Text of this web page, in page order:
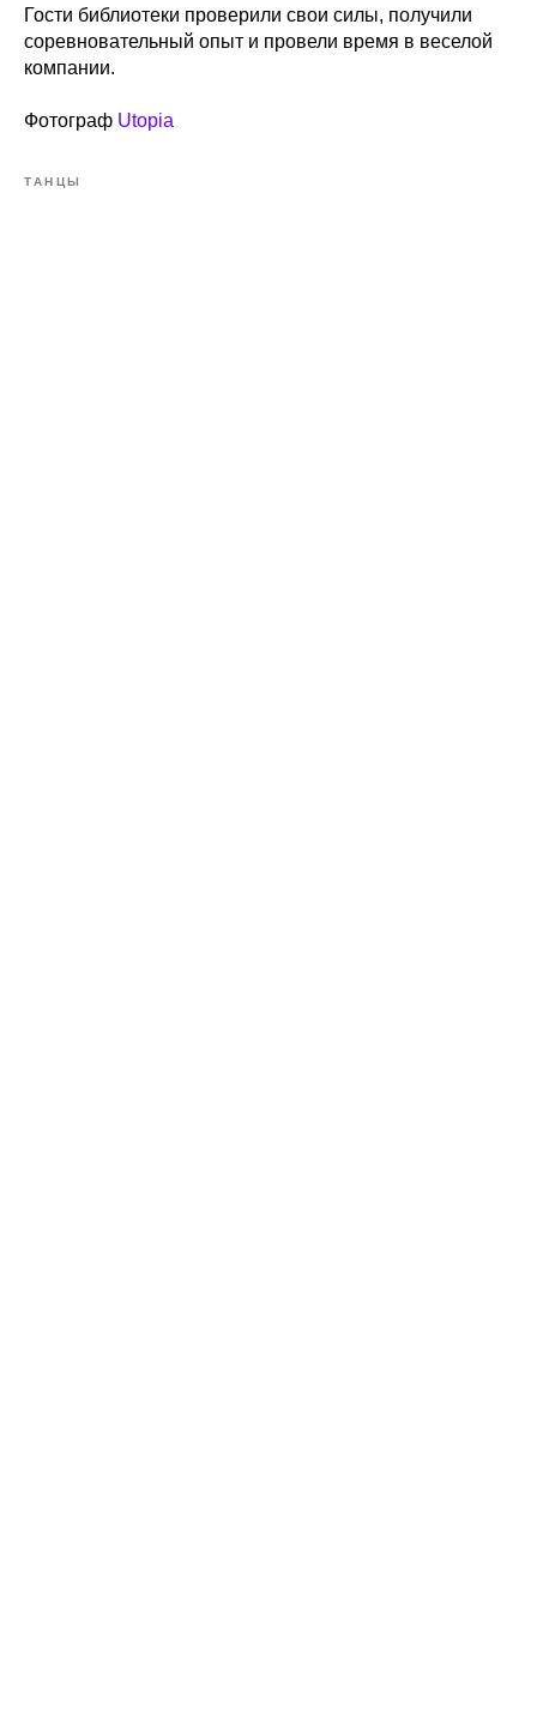
Гости библиотеки проверили свои силы, получили
соревновательный опыт и провели время в веселой
компании.
Фотограф Utopia
ТАНЦЫ